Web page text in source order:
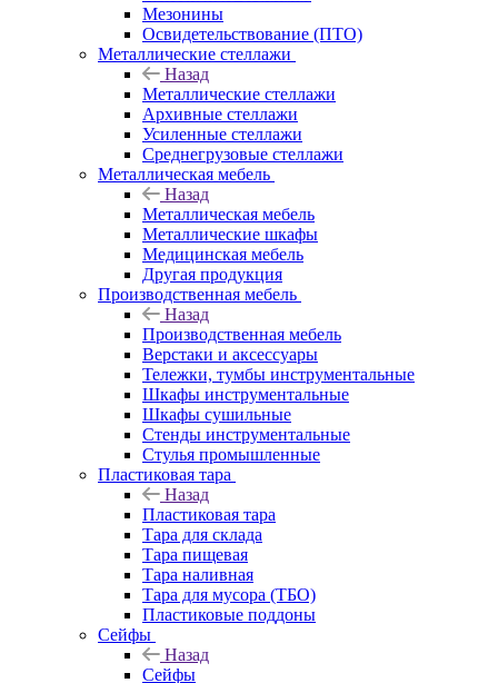
Мезонины
Освидетельствование (ПТО)
Металлические стеллажи
Назад
Металлические стеллажи
Архивные стеллажи
Усиленные стеллажи
Среднегрузовые стеллажи
Металлическая мебель
Назад
Металлическая мебель
Металлические шкафы
Медицинская мебель
Другая продукция
Производственная мебель
Назад
Производственная мебель
Верстаки и аксессуары
Тележки, тумбы инструментальные
Шкафы инструментальные
Шкафы сушильные
Стенды инструментальные
Cтулья промышленные
Пластиковая тара
Назад
Пластиковая тара
Тара для склада
Тара пищевая
Тара наливная
Тара для мусора (ТБО)
Пластиковые поддоны
Сейфы
Назад
Сейфы